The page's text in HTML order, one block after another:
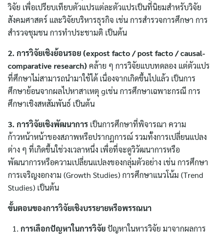
วิจัย เพื่อเปรียบเทียบตัวแปรแต่ละตัวแปรเป็นที่นิยมสำหรับวิจัย
สังคมศาสตร์ และวิจัยบริหารธุรกิจ เช่น การสำรวจการศึกษา การ
สำรวจชุมชน การทำประชามติ เป็นต้น
2. การวิจัยเชิงย้อนรอย (expost facto / post facto / causal-
comparative research) คล้าย ๆ การวิจัยแบบทดลอง แต่ตัวแปร
ที่ศึกษาไม่สามารถนำมาใช้ได้ เนื่องจากเกิดขึ้นไปแล้ว เป็นการ
ศึกษาย้อนจากผลไปหาสาเหตุ gเช่น การศึกษาเฉพาะกรณี การ
ศึกษาเชิงสหสัมพันธ์ เป็นต้น
3. การวิจัยเชิงพัฒนาการ เป็นการศึกษาที่พิจารณา ความ
ก้าวหน้าหน้าของสภาพหรือปรากฏการณ์ รวมทั้งการเปลี่ยนแปลง
ต่าง ๆ ที่เกิดขึ้นใช่วงเวลาหนึ่ง เพื่อที่จะดูวิวัฒนาการหรือ
พัฒนาการหรือความเปลี่ยนแปลงของกลุ่มตัวอย่าง เช่น การศึกษา
การเจริญงอกงาม (Growth Studies) การศึกษาแนวโน้ม (Trend
Studies) เป็นต้น
ขั้นตอนของการวิจัยเชิงบรรยายหรือพรรณนา
การเลือกปัญหาในการวิจัยปัญหาในหารวิจัย มาจากผลการ